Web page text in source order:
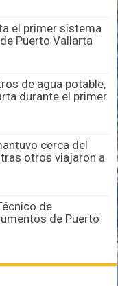
el primer sistema
Puerto Vallarta
de agua potable,
durante el primer
cerca del
otros viajaron a
de
de Puerto